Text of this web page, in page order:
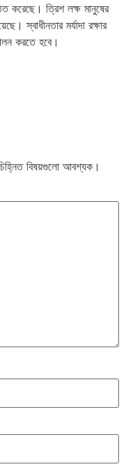
করেছে। ত্রিশ লক্ষ মানুষের
স্বাধীনতার মর্যাদা রক্ষার
করতে হবে।
বিষয়গুলো আবশ্যক।